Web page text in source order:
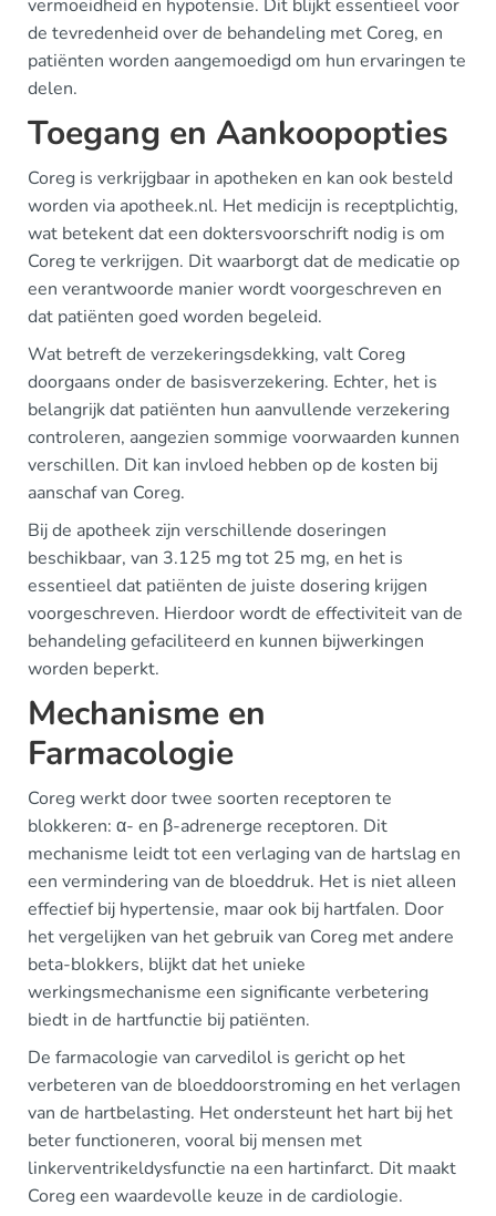
vermoeidheid en hypotensie. Dit blijkt essentieel voor
de tevredenheid over de behandeling met Coreg, en
patiënten worden aangemoedigd om hun ervaringen te
delen.
Toegang en Aankoopopties
Coreg is verkrijgbaar in apotheken en kan ook besteld
worden via apotheek.nl. Het medicijn is receptplichtig,
wat betekent dat een doktersvoorschrift nodig is om
Coreg te verkrijgen. Dit waarborgt dat de medicatie op
een verantwoorde manier wordt voorgeschreven en
dat patiënten goed worden begeleid.
Wat betreft de verzekeringsdekking, valt Coreg
doorgaans onder de basisverzekering. Echter, het is
belangrijk dat patiënten hun aanvullende verzekering
controleren, aangezien sommige voorwaarden kunnen
verschillen. Dit kan invloed hebben op de kosten bij
aanschaf van Coreg.
Bij de apotheek zijn verschillende doseringen
beschikbaar, van 3.125 mg tot 25 mg, en het is
essentieel dat patiënten de juiste dosering krijgen
voorgeschreven. Hierdoor wordt de effectiviteit van de
behandeling gefaciliteerd en kunnen bijwerkingen
worden beperkt.
Mechanisme en
Farmacologie
Coreg werkt door twee soorten receptoren te
blokkeren: α- en β-adrenerge receptoren. Dit
mechanisme leidt tot een verlaging van de hartslag en
een vermindering van de bloeddruk. Het is niet alleen
effectief bij hypertensie, maar ook bij hartfalen. Door
het vergelijken van het gebruik van Coreg met andere
beta-blokkers, blijkt dat het unieke
werkingsmechanisme een significante verbetering
biedt in de hartfunctie bij patiënten.
De farmacologie van carvedilol is gericht op het
verbeteren van de bloeddoorstroming en het verlagen
van de hartbelasting. Het ondersteunt het hart bij het
beter functioneren, vooral bij mensen met
linkerventrikeldysfunctie na een hartinfarct. Dit maakt
Coreg een waardevolle keuze in de cardiologie.